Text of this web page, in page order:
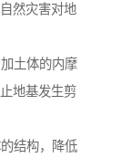
然灾害对地
土体的内摩
地基发生剪
结构，降低